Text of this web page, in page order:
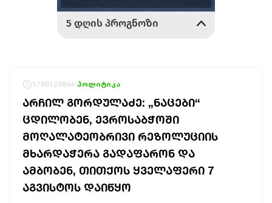
1786126894 პოლიტიკა
ᲐᲠᲩᲘᲚ ᲒᲝᲠᲓᲣᲚᲐᲫᲔ: „ᲜᲐᲪᲔᲑᲘ“
ᲪᲓᲘᲚᲝᲑᲔᲜ, ᲔᲕᲠᲝᲡᲐᲑᲭᲝᲨᲘ
ᲛᲝᲦᲐᲚᲐᲢᲔᲝᲑᲠᲘᲕᲘ ᲠᲔᲖᲝᲚᲣᲪᲘᲘᲡ
ᲛᲮᲐᲠᲓᲐᲭᲔᲠᲐ ᲒᲐᲓᲐᲤᲐᲠᲝᲜ ᲓᲐ
ᲐᲛᲑᲝᲑᲔᲜ, ᲗᲘᲗᲥᲝᲡ ᲧᲕᲔᲚᲐᲤᲔᲠᲘ 7
ᲐᲒᲕᲘᲡᲢᲝᲡ ᲓᲐᲘᲬᲧᲝ